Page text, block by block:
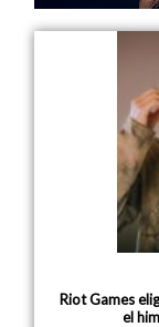
Riot Games
el